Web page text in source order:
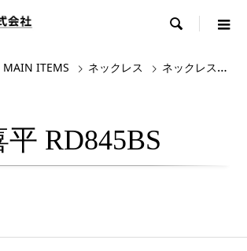

MAIN ITEMS ネックレス ネックレス・チョーカー
平 RD845BS